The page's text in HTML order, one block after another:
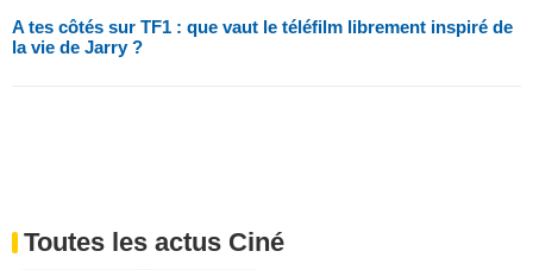
A tes côtés sur TF1 : que vaut le téléfilm librement inspiré de
la vie de Jarry ?
Toutes les actus Ciné